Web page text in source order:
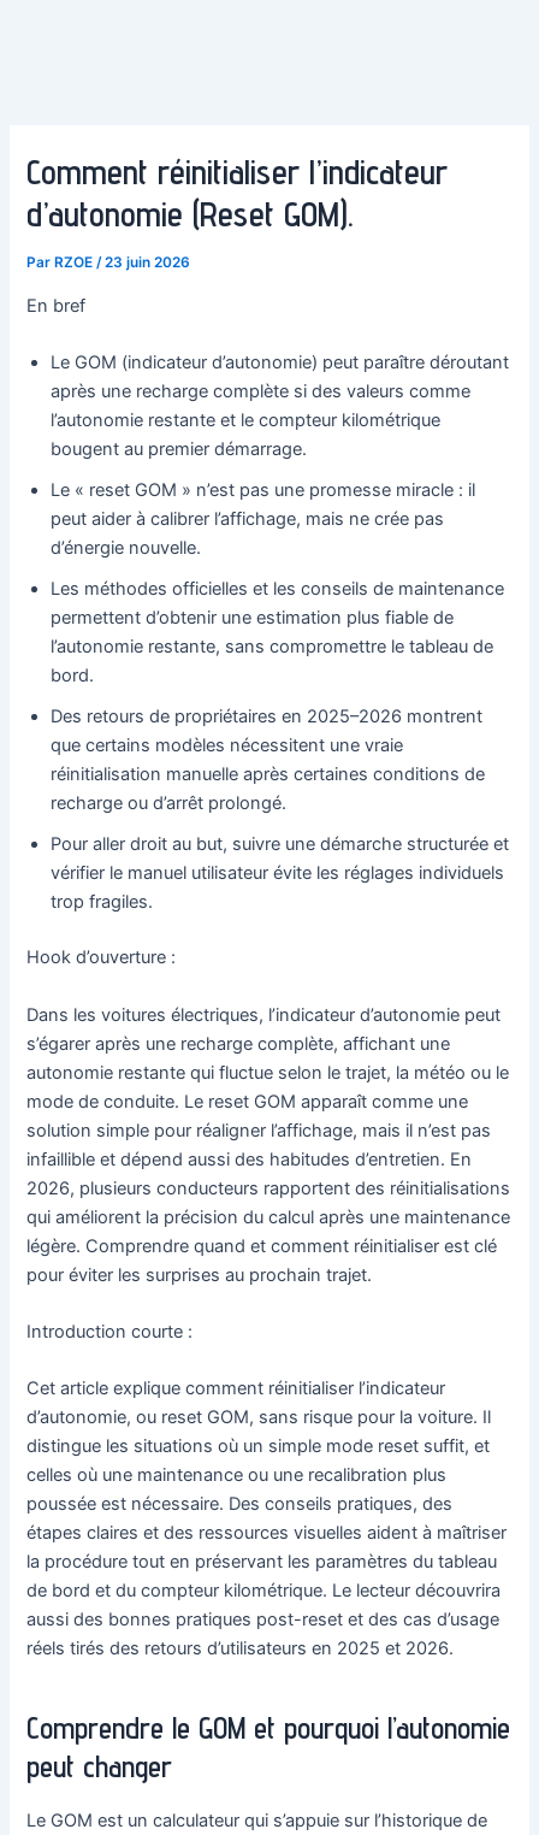
Comment réinitialiser l’indicateur
d’autonomie (Reset GOM).
Par RZOE/23 juin 2026
En bref
Le GOM (indicateur d’autonomie) peut paraître déroutant
après une recharge complète si des valeurs comme
l’autonomie restante et le compteur kilométrique
bougent au premier démarrage.
Le « reset GOM » n’est pas une promesse miracle : il
peut aider à calibrer l’affichage, mais ne crée pas
d’énergie nouvelle.
Les méthodes officielles et les conseils de maintenance
permettent d’obtenir une estimation plus fiable de
l’autonomie restante, sans compromettre le tableau de
bord.
Des retours de propriétaires en 2025–2026 montrent
que certains modèles nécessitent une vraie
réinitialisation manuelle après certaines conditions de
recharge ou d’arrêt prolongé.
Pour aller droit au but, suivre une démarche structurée et
vérifier le manuel utilisateur évite les réglages individuels
trop fragiles.
Hook d’ouverture :
Dans les voitures électriques, l’indicateur d’autonomie peut
s’égarer après une recharge complète, affichant une
autonomie restante qui fluctue selon le trajet, la météo ou le
mode de conduite. Le reset GOM apparaît comme une
solution simple pour réaligner l’affichage, mais il n’est pas
infaillible et dépend aussi des habitudes d’entretien. En
2026, plusieurs conducteurs rapportent des réinitialisations
qui améliorent la précision du calcul après une maintenance
légère. Comprendre quand et comment réinitialiser est clé
pour éviter les surprises au prochain trajet.
Introduction courte :
Cet article explique comment réinitialiser l’indicateur
d’autonomie, ou reset GOM, sans risque pour la voiture. Il
distingue les situations où un simple mode reset suffit, et
celles où une maintenance ou une recalibration plus
poussée est nécessaire. Des conseils pratiques, des
étapes claires et des ressources visuelles aident à maîtriser
la procédure tout en préservant les paramètres du tableau
de bord et du compteur kilométrique. Le lecteur découvrira
aussi des bonnes pratiques post-reset et des cas d’usage
réels tirés des retours d’utilisateurs en 2025 et 2026.
Comprendre le GOM et pourquoi l’autonomie
peut changer
Le GOM est un calculateur qui s’appuie sur l’historique de